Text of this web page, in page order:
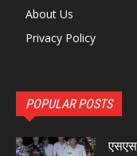
About Us
Privacy Policy
POPULAR POSTS